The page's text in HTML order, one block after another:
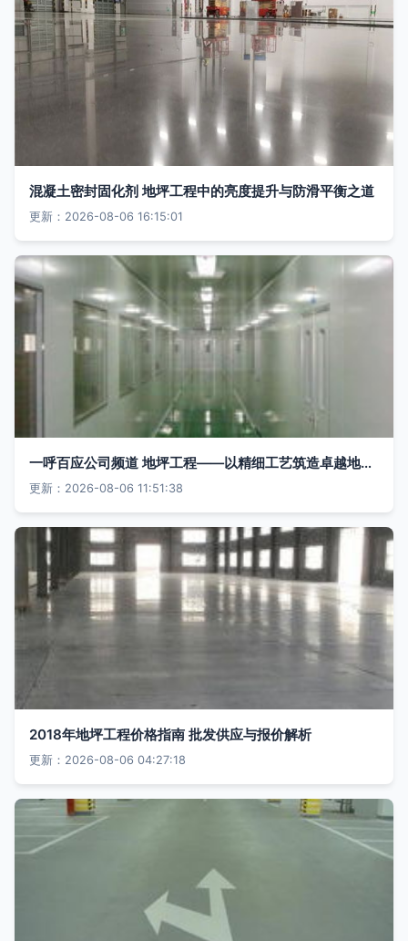
混凝土密封固化剂 地坪工程中的亮度提升与防滑平衡之道
更新：2026-08-06 16:15:01
一呼百应公司频道 地坪工程——以精细工艺筑造卓越地面体验
更新：2026-08-06 11:51:38
2018年地坪工程价格指南 批发供应与报价解析
更新：2026-08-06 04:27:18